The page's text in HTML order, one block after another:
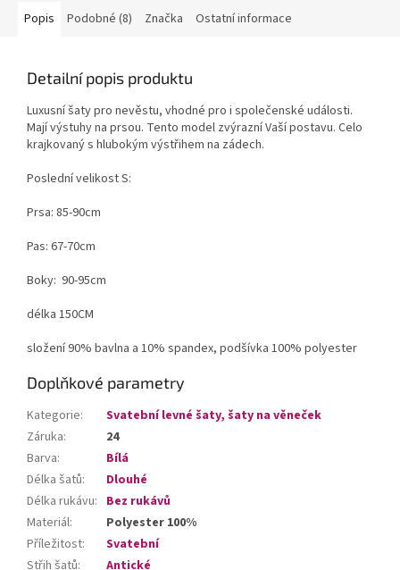
Popis Podobné (8) Značka Ostatní informace
Detailní popis produktu
Luxusní šaty pro nevěstu, vhodné pro i společenské události.
Mají výstuhy na prsou. Tento model zvýrazní Vaší postavu. Celo
krajkovaný s hlubokým výstřihem na zádech.
Poslední velikost S:
Prsa: 85-90cm
Pas: 67-70cm
Boky: 90-95cm
délka 150CM
složení 90% bavlna a 10% spandex, podšívka 100% polyester
Doplňkové parametry
Kategorie:
Svatební levné šaty, šaty na věneček
Záruka:
24
Barva:
Bílá
Délka šatů:
Dlouhé
Délka rukávu: Bez rukávů
Materiál:
Polyester 100%
Příležitost:
Svatební
Střih šatů:
Antické